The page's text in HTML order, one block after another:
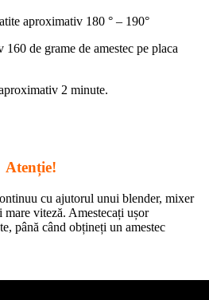
aproximativ 180 ° – 190°
de grame de amestec pe placa
2 minute.
Atenție!
cu ajutorul unui blender, mixer
viteză. Amestecați ușor
până când obțineți un amestec